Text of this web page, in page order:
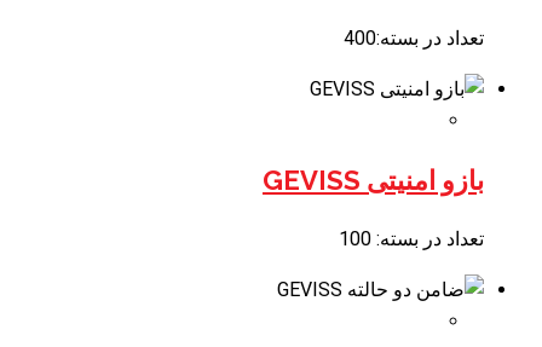
تعداد در بسته:400
بازو امنیتی GEVISS
تعداد در بسته: 100